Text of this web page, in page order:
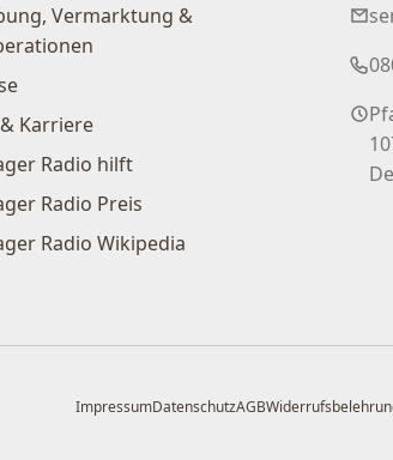
Vermarktung &
Karriere
Radio hilft
Radio Preis
Radio Wikipedia
ImpressumDatenschutzAGB